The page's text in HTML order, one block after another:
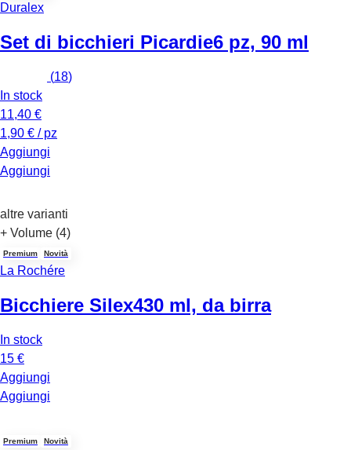
Duralex
Set di bicchieri Picardie6 pz, 90 ml
(18)
In stock
11,40 €
1,90 € / pz
Aggiungi
Aggiungi
altre varianti
+ Volume (4)
Premium Novità
La Rochére
Bicchiere Silex430 ml, da birra
In stock
15 €
Aggiungi
Aggiungi
Premium Novità